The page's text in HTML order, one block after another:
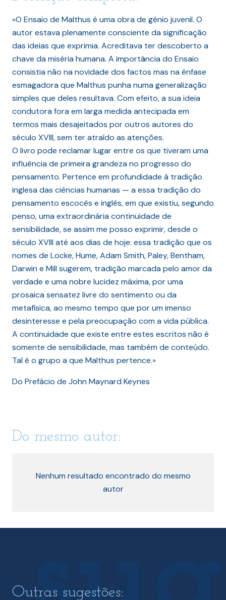
«O Ensaio de Malthus é uma obra de génio juvenil. O
autor estava plenamente consciente da significação
das ideias que exprimia. Acreditava ter descoberto a
chave da miséria humana. A importância do Ensaio
consistia não na novidade dos factos mas na ênfase
esmagadora que Malthus punha numa generalização
simples que deles resultava. Com efeito, a sua ideia
condutora fora em larga medida antecipada em
termos mais desajeitados por outros autores do
século XVIII, sem ter atraído as atenções.
O livro pode reclamar lugar entre os que tiveram uma
influência de primeira grandeza no progresso do
pensamento. Pertence em profundidade à tradição
inglesa das ciências humanas — a essa tradição do
pensamento escocês e inglês, em que existiu, segundo
penso, uma extraordinária continuidade de
sensibilidade, se assim me posso exprimir, desde o
século XVIII até aos dias de hoje: essa tradição que os
nomes de Locke, Hume, Adam Smith, Paley, Bentham,
Darwin e Mill sugerem, tradição marcada pelo amor da
verdade e uma nobre lucidez máxima, por uma
prosaica sensatez livre do sentimento ou da
metafísica, ao mesmo tempo que por um imenso
desinteresse e pela preocupação com a vida pública.
A continuidade que existe entre estes escritos não é
somente de sensibilidade, mas também de conteúdo.
Tal é o grupo a que Malthus pertence.»
Do Prefácio de John Maynard Keynes
Do mesmo autor:
Nenhum resultado encontrado do mesmo
autor
Outras sugestões: